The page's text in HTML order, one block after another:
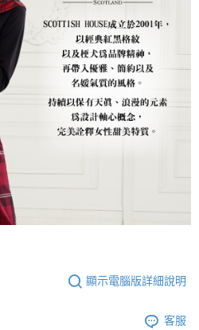
顯示電腦版詳細說明
客服